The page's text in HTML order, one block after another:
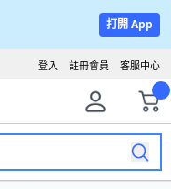
打開 App
客服中心
註冊會員
登入